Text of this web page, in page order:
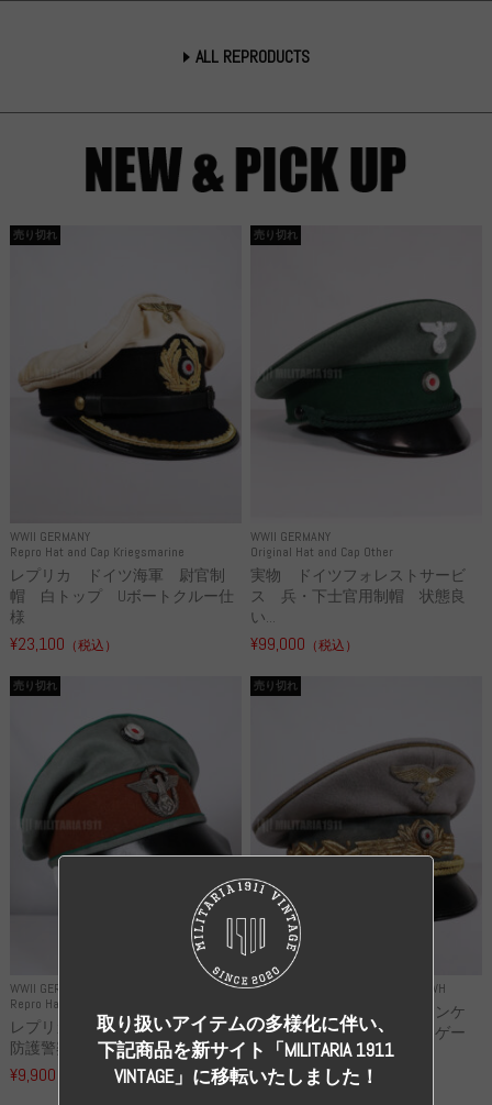
ALL REPRODUCTS
WWII GERMANY
Repro Hat and Cap Kriegsmarine
売り切れ
レプリカ ドイツ海軍 尉官制
帽 白トップ Uボートクルー仕
様
¥23,100 （税込）
WWII GERMANY
Original Hat and Cap Other
売り切れ
実物 ドイツフォレストサービ
ス 兵・下士官用制帽 状態良
い...
¥99,000 （税込）
WWII GERMANY
Repro Hat and Cap Police and other
売り切れ
レプリカ ドイツ秩序警察 都市
防護警察 クラッシュキャップ...
¥9,900
WWII GERMANY Repro Uniforms WH
売り切れ
レプリカ ミヒャエル・ヤンケ
製 国家元帥 ヘルマン・ゲー
リ...
¥55,000 （税込）
取り扱いアイテムの多様化に伴い、
下記商品を新サイト「MILITARIA 1911
VINTAGE」に移転いたしました！